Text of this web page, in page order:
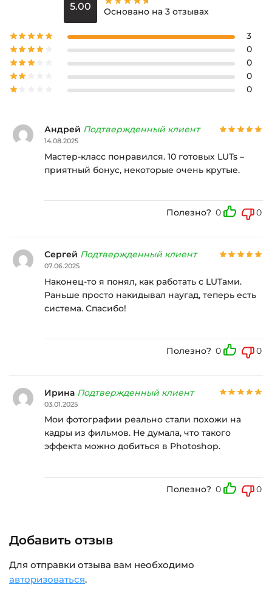
5.00 Основано на 3 отзывах
3
0
0
0
0
Андрей Подтвержденный клиент
14.08.2025
Мастер-класс понравился. 10 готовых LUTs –
приятный бонус, некоторые очень крутые.
Полезно? 0 0
Сергей Подтвержденный клиент
07.06.2025
Наконец-то я понял, как работать с LUTами.
Раньше просто накидывал наугад, теперь есть
система. Спасибо!
Полезно? 0 0
Ирина Подтвержденный клиент
03.01.2025
Мои фотографии реально стали похожи на
кадры из фильмов. Не думала, что такого
эффекта можно добиться в Photoshop.
Полезно? 0 0
Добавить отзыв
Для отправки отзыва вам необходимо
авторизоваться.